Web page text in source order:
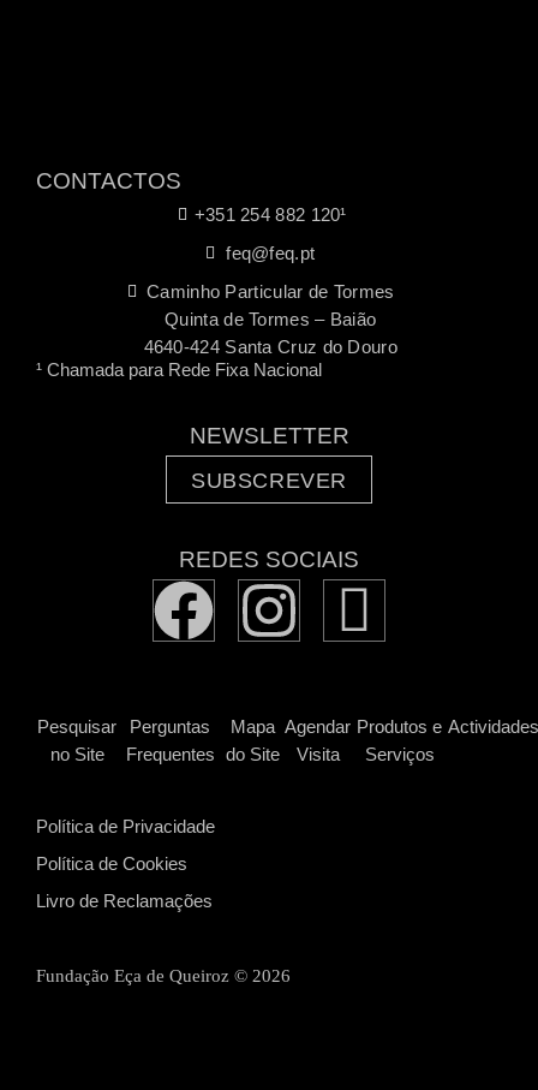
CONTACTOS
+351 254 882 120¹
feq@feq.pt
Caminho Particular de Tormes
Quinta de Tormes – Baião
4640-424 Santa Cruz do Douro
¹ Chamada para Rede Fixa Nacional
NEWSLETTER
SUBSCREVER
REDES SOCIAIS
Pesquisar
no Site
Perguntas
Frequentes
Mapa
do Site
Agendar
Visita
Produtos e
Serviços
Actividades
Política de Privacidade
Política de Cookies
Livro de Reclamações
Fundação Eça de Queiroz © 2026